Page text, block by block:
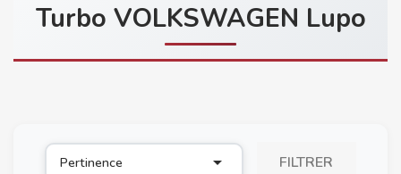
Turbo VOLKSWAGEN Lupo
Pertinence  FILTRER